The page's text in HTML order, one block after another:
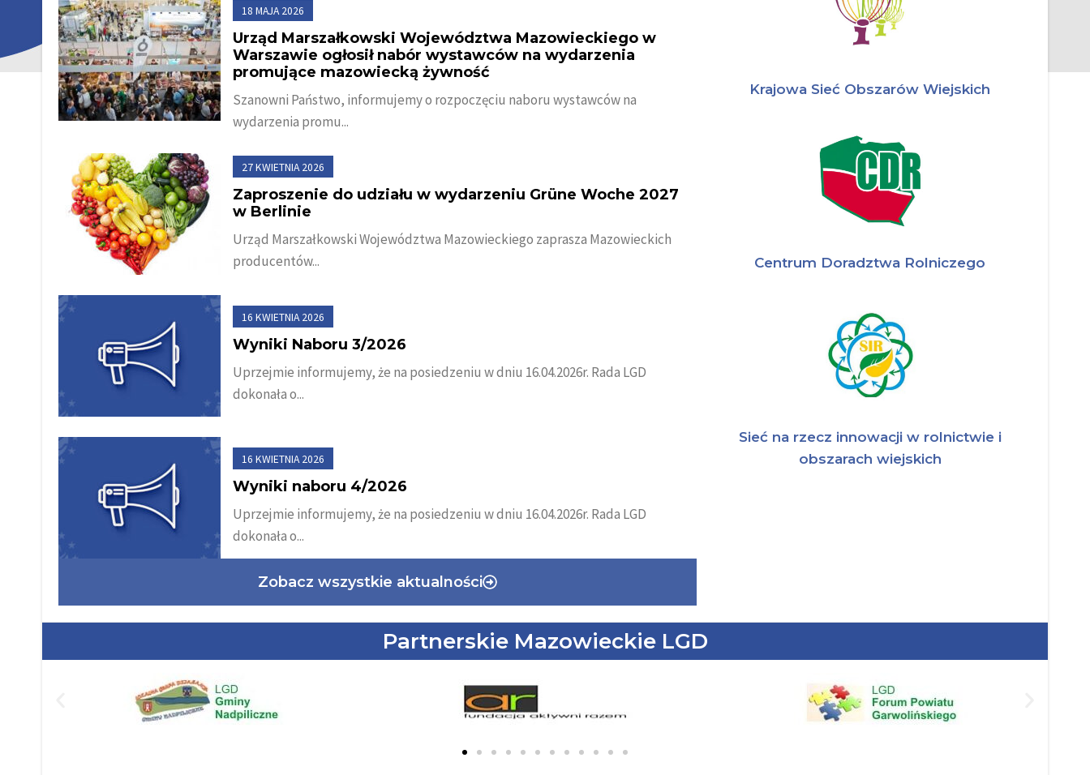
18 MAJA 2026
Urząd Marszałkowski Województwa Mazowieckiego w
Warszawie ogłosił nabór wystawców na wydarzenia
promujące mazowiecką żywność
Szanowni Państwo, informujemy o rozpoczęciu naboru wystawców na
wydarzenia promu...
27 KWIETNIA 2026
Zaproszenie do udziału w wydarzeniu Grüne Woche 2027
w Berlinie
Urząd Marszałkowski Województwa Mazowieckiego zaprasza Mazowieckich
producentów...
16 KWIETNIA 2026
Wyniki Naboru 3/2026
Uprzejmie informujemy, że na posiedzeniu w dniu 16.04.2026r. Rada LGD
dokonała o...
16 KWIETNIA 2026
Wyniki naboru 4/2026
Uprzejmie informujemy, że na posiedzeniu w dniu 16.04.2026r. Rada LGD
dokonała o...
Zobacz wszystkie aktualności
Krajowa Sieć Obszarów Wiejskich
Centrum Doradztwa Rolniczego
Sieć na rzecz innowacji w rolnictwie i
obszarach wiejskich
Partnerskie Mazowieckie LGD